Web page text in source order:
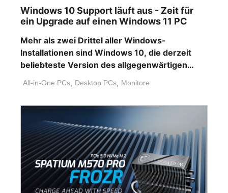
Windows 10 Support läuft aus - Zeit für
ein Upgrade auf einen Windows 11 PC
Mehr als zwei Drittel aller Windows-
Installationen sind Windows 10, die derzeit
beliebteste Version des allgegenwärtigen
Nutzer/innen [...]
All-in-One PCs, Desktop PCs, Monitore